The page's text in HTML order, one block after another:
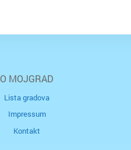
O MOJGRAD
Lista gradova
Impressum
Kontakt